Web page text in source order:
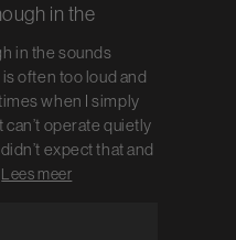
in the
in the sounds
often too loud and
when I simply
can’t operate quietly
expect that and
Lees meer
op